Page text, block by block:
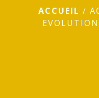
ACCUEIL /